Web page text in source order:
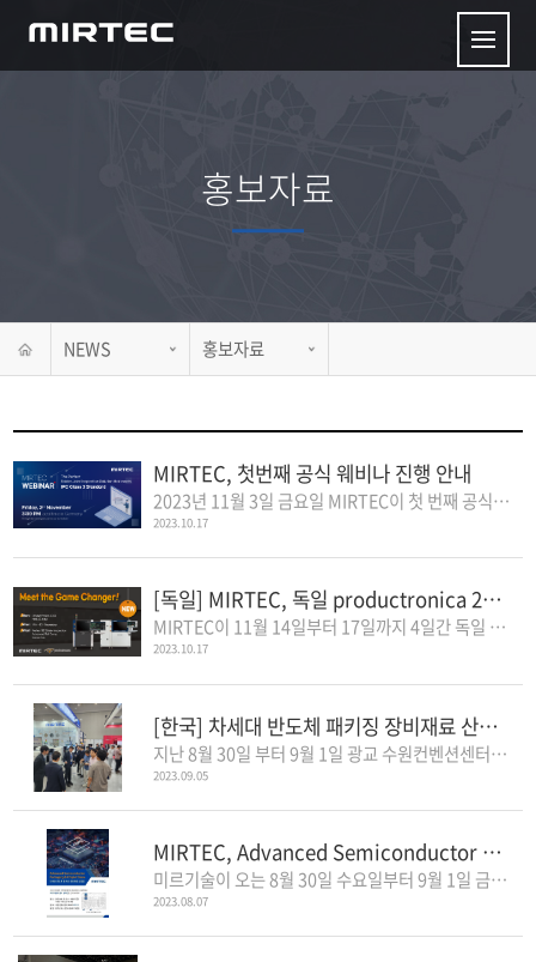
홍보자료
NEWS 홍보자료
MIRTEC, 첫번째 공식 웨비나 진행 안내
2023년 11월 3일 금요일 MIRTEC이 첫 번째 공식 웨비나를 진행합니다!​본 웨비..
2023.10.17
[독일] MIRTEC, 독일 productronica 2023 참가 안내
MIRTEC이 11월 14일부터 17일까지 4일간 독일 뮌헨에 위치한 Messe Munich에서 개최..
2023.10.17
[한국] 차세대 반도체 패키징 장비재료 산업전(ASPS) 2023 성황리에 마무리
지난 8월 30일 부터 9월 1일 광교 수원컨벤션센터에서 개최한 차세대 반도체 ..
2023.09.05
MIRTEC, Advanced Semiconductor Packaging & Chiplet Show 2023 전시 참가 안내
미르기술이 오는 8월 30일 수요일부터 9월 1일 금요일까지 3일간 수원컨벤션..
2023.08.07